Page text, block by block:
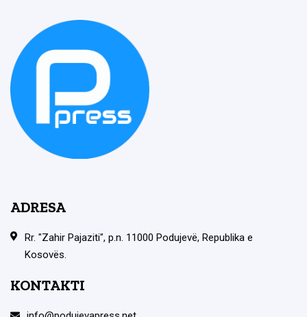
ADRESA
Rr. "Zahir Pajaziti", p.n. 11000 Podujevë, Republika e
Kosovës.
KONTAKTI